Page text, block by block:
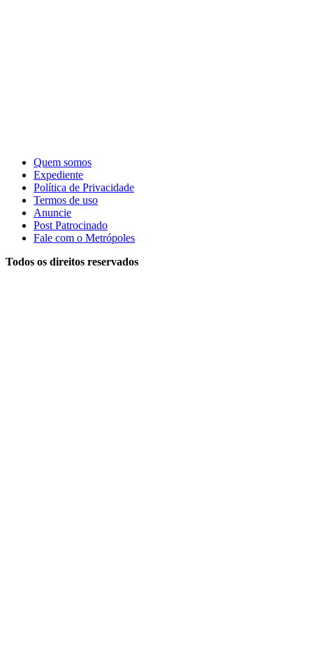
Quem somos
Expediente
Política de Privacidade
Termos de uso
Anuncie
Post Patrocinado
Fale com o Metrópoles
Todos os direitos reservados